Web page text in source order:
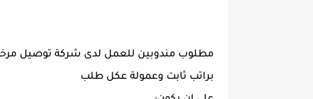
مطلوب مندوبين للعمل لدى شركة توصيل
براتب ثابت وعمولة عكل طلب